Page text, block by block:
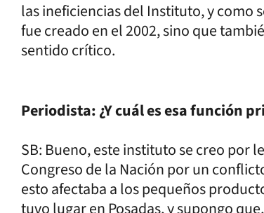
las ineficiencias del Instituto, y como
fue creado en el 2002, sino que
sentido crítico.
Periodista: ¿Y cuál es esa función
SB: Bueno, este instituto se creo por
Congreso de la Nación por un
esto afectaba a los pequeños